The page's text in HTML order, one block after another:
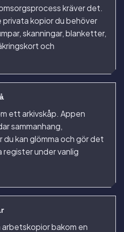
kräver det.
privata kopior du behöver
skanningar, blanketter,
och
ett arkivskåp. Appen
sammanhang,
du kan glömma och gör det
under vanlig
arbetskopior bakom en